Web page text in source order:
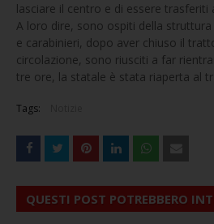
lasciare il centro e di essere trasferiti
A loro dire, sono ospiti della
e carabinieri, dopo aver chiuso il
circolazione, sono riusciti a far
tre ore, la statale è stata riaperta al
Tags:
QUESTI POST POTREBBERO